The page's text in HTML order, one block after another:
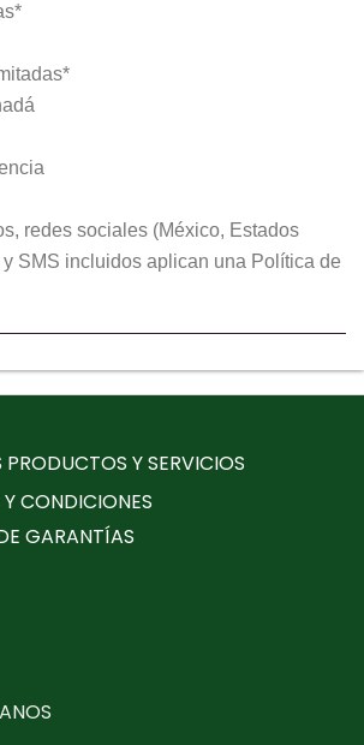
redes sociales (México, Estados
SMS incluidos aplican una Política de
PRODUCTOS Y SERVICIOS
CONDICIONES
GARANTÍAS